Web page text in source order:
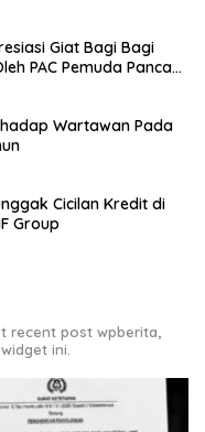
Giat Bagi Bagi
PAC Pemuda Panca
Wartawan Pada
Cicilan Kredit di
Group
recent post wpberita,
ini.